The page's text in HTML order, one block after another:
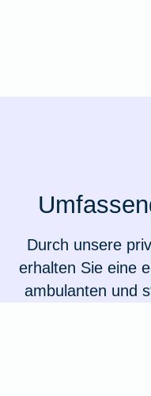
Zur
Durch unsere
erhalten Sie eine
ambulanten und